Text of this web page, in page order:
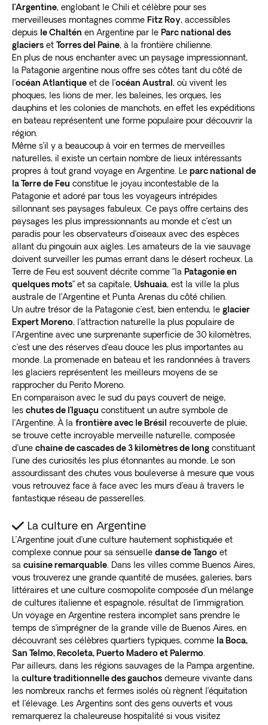
l’Argentine, englobant le Chili et célèbre pour ses
merveilleuses montagnes comme Fitz Roy, accessibles
depuis le Chaltén en Argentine par le Parc national des
glaciers et Torres del Paine, à la frontière chilienne.
En plus de nous enchanter avec un paysage impressionnant,
la Patagonie argentine nous offre ses côtes tant du côté de
l’océan Atlantique et de l’océan Austral , où vivent les
phoques, les lions de mer, les baleines, les orques, les
dauphins et les colonies de manchots, en effet les expéditions
en bateau représentent une forme populaire pour découvrir la
région.
Même s’il y a beaucoup à voir en termes de merveilles
naturelles, il existe un certain nombre de lieux intéressants
propres à tout grand voyage en Argentine. Le parc national de
la Terre de Feu constitue le joyau incontestable de la
Patagonie et adoré par tous les voyageurs intrépides
sillonnant ses paysages fabuleux. Ce pays offre certains des
paysages les plus impressionnants au monde et c’est un
paradis pour les observateurs d’oiseaux avec des espèces
allant du pingouin aux aigles. Les amateurs de la vie sauvage
doivent surveiller les pumas errant dans le désert rocheux. La
Terre de Feu est souvent décrite comme “la Patagonie en
quelques mots” et sa capitale, Ushuaia, est la ville la plus
australe de l’Argentine et Punta Arenas du côté chilien.
Un autre trésor de la Patagonie c’est, bien entendu, le glacier
Expert Moreno, l’attraction naturelle la plus populaire de
l’Argentine avec une surprenante superficie de 30 kilomètres,
c’est une des réserves d’eau douce les plus importantes au
monde. La promenade en bateau et les randonnées à travers
les glaciers représentent les meilleurs moyens de se
rapprocher du Perito Moreno.
En comparaison avec le sud du pays couvert de neige,
les chutes de l’Iguaçu constituent un autre symbole de
l’Argentine. À la frontière avec le Brésil recouverte de pluie,
se trouve cette incroyable merveille naturelle, composée
d’une chaine de cascades de 3 kilomètres de long constituant
l’une des curiosités les plus étonnantes au monde. Le son
assourdissant des chutes vous bouleverse à mesure que vous
vous retrouvez face à face avec les murs d’eau à travers le
fantastique réseau de passerelles.
La culture en Argentine
L’Argentine jouit d’une culture hautement sophistiquée et
complexe connue pour sa sensuelle danse de Tango et
sa cuisine remarquable . Dans les villes comme Buenos Aires,
vous trouverez une grande quantité de musées, galeries, bars
littéraires et une culture cosmopolite composée d’un mélange
de cultures italienne et espagnole, résultat de l’immigration.
Un voyage en Argentine restera incomplet sans prendre le
temps de s’imprégner de la grande ville de Buenos Aires, en
découvrant ses célèbres quartiers typiques, comme la Boca,
San Telmo, Recoleta, Puerto Madero et Palermo
Par ailleurs, dans les régions sauvages de la Pampa argentine,
la culture traditionnelle des gauchos demeure vivante dans
les nombreux ranchs et fermes isolés où règnent l’équitation
et l’élevage. Les Argentins sont des gens ouverts et vous
remarquerez la chaleureuse hospitalité si vous visitez